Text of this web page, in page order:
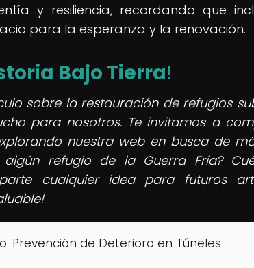
y resiliencia, recordando que
para la esperanza y la renovación.
Bajo Tierra!
sobre la restauración de refugios
para nosotros. Te invitamos a
nuestra web en busca de
algún refugio de la Guerra Fría?
cualquier idea para futuros
Prevención de Deterioro en Túneles